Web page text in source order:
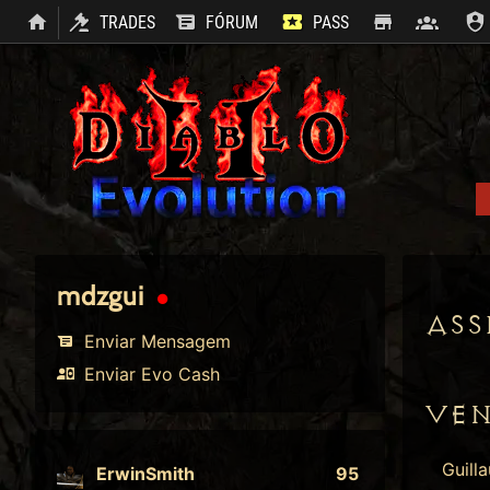
TRADES FÓRUM PASS SHOP
mdzgui
Enviar Mensagem
Enviar Evo Cash
ErwinSmith 95